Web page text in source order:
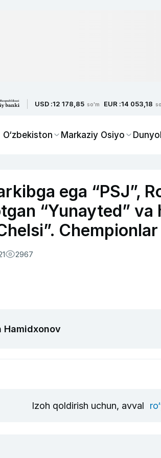
USD :12 178,85 so'm EUR :14 053,18
O‘zbekiston Markaziy Osiyo Dunyo
ega “PSJ”,
“Yunayted” va
2967
Hamidxonov
Izoh qoldirish uchun, avval